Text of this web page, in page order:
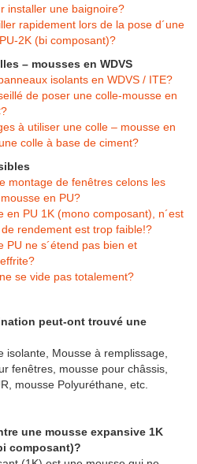
installer une baignoire?
rapidement lors de la pose d´une
2K (bi composant)?
– mousses en WDVS
isolants en WDVS / ITE?
de poser une colle-mousse en
à utiliser une colle – mousse en
colle à base de ciment?
montage de fenêtres celons les
en PU?
en PU 1K (mono composant), n´est
rendement est trop faible!?
PU ne s´étend pas bien et
se vide pas totalement?
peut-ont trouvé une
isolante, Mousse à remplissage,
fenêtres, mousse pour châssis,
mousse Polyuréthane, etc.
une mousse expansive 1K
composant)?